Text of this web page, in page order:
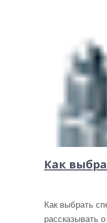
Как
Как выбрать
рассказывать